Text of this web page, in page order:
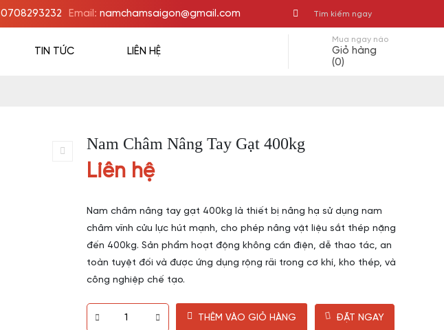
0708293232 Email: namchamsaigon@gmail.com
TIN TỨC LIÊN HỆ
Mua ngay nào
Giỏ hàng
(0)
Nam Châm Nâng Tay Gạt 400kg
Liên hệ
Nam châm nâng tay gạt 400kg là thiết bị nâng hạ sử dụng nam
châm vĩnh cửu lực hút mạnh, cho phép nâng vật liệu sắt thép nặng
đến 400kg. Sản phẩm hoạt động không cần điện, dễ thao tác, an
toàn tuyệt đối và được ứng dụng rộng rãi trong cơ khí, kho thép, và
công nghiệp chế tạo.
THÊM VÀO GIỎ HÀNG ĐẶT NGAY